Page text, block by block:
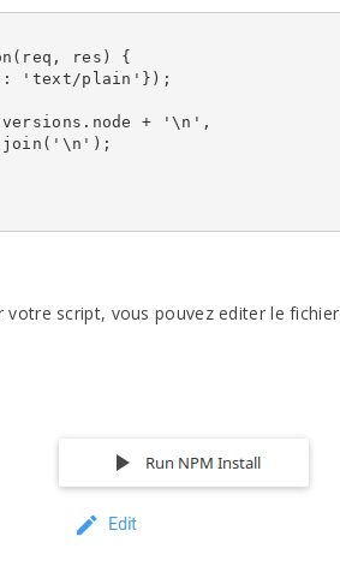
res) {
'text/plain'});
+ '\n',
votre script, vous pouvez editer le fichier